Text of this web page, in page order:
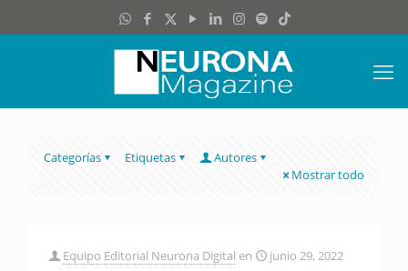
Categorías Etiquetas
Autores
Mostrar todo
Equipo Editorial Neurona Digital en
junio 29, 2022